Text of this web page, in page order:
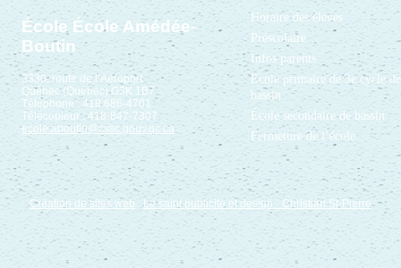
École École Amédée-
Boutin
3330, route de l’Aéroport
Québec (Québec) G3K 1B7
Téléphone : 418 686-4701
Télécopieur : 418-847-7307
ecole.aboutin@cssc.gouv.qc.ca
Horaire des élèves
Préscolaire
Infos parents
Ecole primaire de 3e cycle de
bassin
École secondaire de bassin
Fermeture de l’école
Création de sites web : Le saint publicité et design - Christian St-Pierre